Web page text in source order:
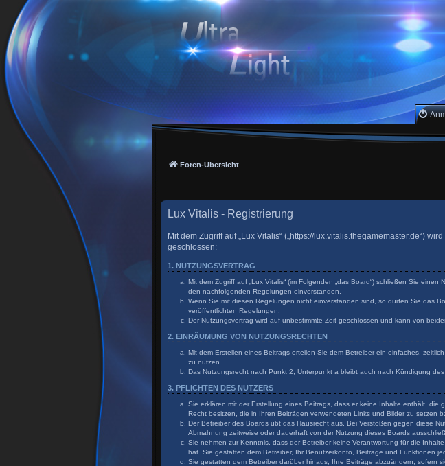
Foren-Übersicht
Lux Vitalis - Registrierung
Mit dem Zugriff auf „Lux Vitalis“ („https://lux.vitalis.thegamemaster.de“)
geschlossen:
1. NUTZUNGSVERTRAG
Mit dem Zugriff auf „Lux Vitalis“ (im Folgenden „das Board“) schließen Sie
den nachfolgenden Regelungen einverstanden.
Wenn Sie mit diesen Regelungen nicht einverstanden sind, so dürfen Sie das
veröffentlichten Regelungen.
Der Nutzungsvertrag wird auf unbestimmte Zeit geschlossen und kann von
2. EINRÄUMUNG VON NUTZUNGSRECHTEN
Mit dem Erstellen eines Beitrags erteilen Sie dem Betreiber ein einfaches,
zu nutzen.
Das Nutzungsrecht nach Punkt 2, Unterpunkt a bleibt auch nach Kündigung
3. PFLICHTEN DES NUTZERS
Sie erklären mit der Erstellung eines Beitrags, dass er keine Inhalte enthält,
Recht besitzen, die in Ihren Beiträgen verwendeten Links und Bilder zu setzen
Der Betreiber des Boards übt das Hausrecht aus. Bei Verstößen gegen diese
Abmahnung zeitweise oder dauerhaft von der Nutzung dieses Boards
Sie nehmen zur Kenntnis, dass der Betreiber keine Verantwortung für die
hat. Sie gestatten dem Betreiber, Ihr Benutzerkonto, Beiträge und Funktionen
Sie gestatten dem Betreiber darüber hinaus, Ihre Beiträge abzuändern, sofern